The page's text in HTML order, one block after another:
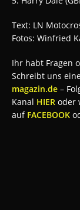
Text: LN
Fotos: Winfried
Ihr habt Fragen
Schreibt uns
magazin.de –
Kanal HIER oder
auf FACEBOOK